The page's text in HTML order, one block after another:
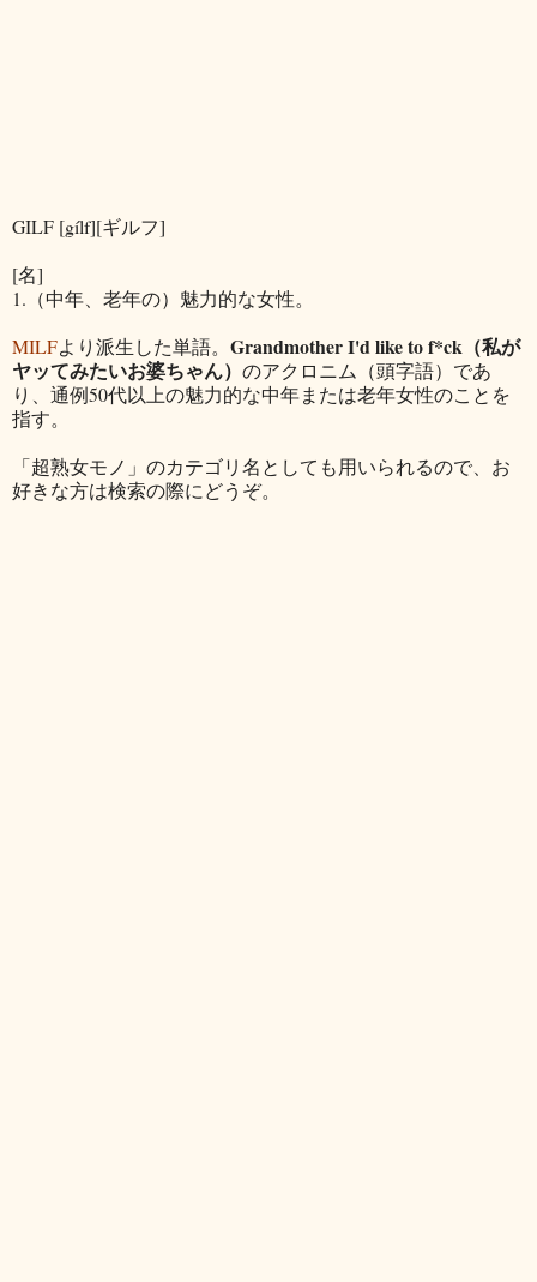
GILF [gílf][ギルフ]
[名]
1.（中年、老年の）魅力的な女性。
MILFより派生した単語。 Grandmother I'd like to f*ck（私が
ヤッてみたいお婆ちゃん） のアクロニム（頭字語）であ
り、通例50代以上の魅力的な中年または老年女性のことを
指す。
「超熟女モノ」のカテゴリ名としても用いられるので、お
好きな方は検索の際にどうぞ。